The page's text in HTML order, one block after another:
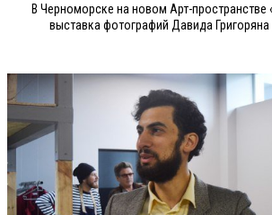
В Черноморске на новом Арт-пространстве
выставка фотографий Давида